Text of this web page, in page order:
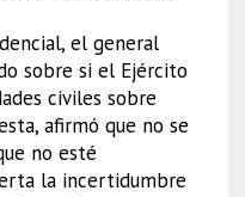
el general
sobre si el Ejército
civiles sobre
afirmó que no se
no esté
la incertidumbre